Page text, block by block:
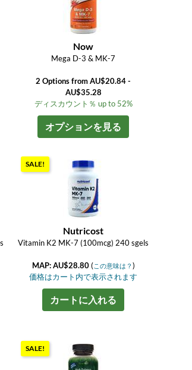
Now
Mega D-3 & MK-7
2 Options from AU$20.84 -
AU$35.28
ディスカウント％ up to 52%
オプションを見る
SALE!
Nutricost
Vitamin K2 MK-7 (100mcg) 240 sgels
MAP: AU$28.80(この意味は？ )
価格はカート内で表示されます
カートに入れる
SALE!